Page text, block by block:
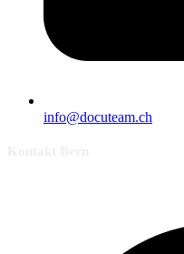
info@docuteam.ch